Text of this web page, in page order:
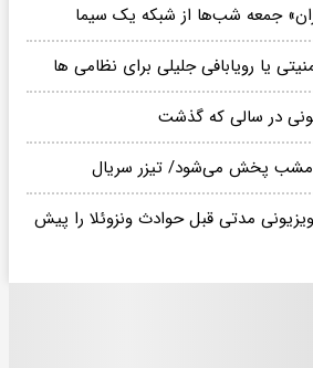
جمعه شب‌ها از شبکه یک سیما
یا رویابافی جلیلی برای نظامی ها
در سالی که گذشت
امشب پخش می‌شود/ تیزر سریال
مدتی قبل حوادث ونزوئلا را پیش